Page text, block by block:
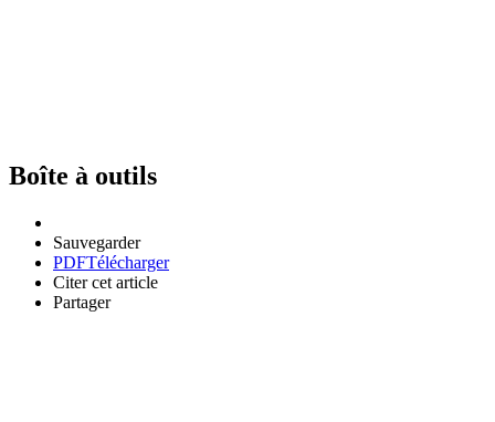
Boîte à outils
Sauvegarder
PDFTélécharger
Citer cet article
Partager